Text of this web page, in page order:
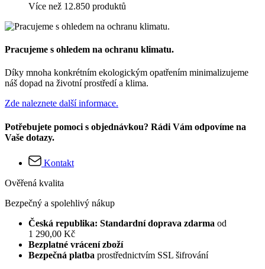
Více než 12.850 produktů
Pracujeme s ohledem na ochranu klimatu.
Díky mnoha konkrétním ekologickým opatřením minimalizujeme
náš dopad na životní prostředí a klima.
Zde naleznete další informace.
Potřebujete pomoci s objednávkou? Rádi Vám odpovíme na
Vaše dotazy.
Kontakt
Ověřená kvalita
Bezpečný a spolehlivý nákup
Česká republika: Standardní doprava zdarma od
1 290,00 Kč
Bezplatné vrácení zboží
Bezpečná platba prostřednictvím SSL šifrování